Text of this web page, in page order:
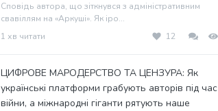
Сповідь автора, що зіткнувся з адміністративним
свавіллям на «Аркуші». Як іро...
1 хв читати
12
ЦИФРОВЕ МАРОДЕРСТВО ТА ЦЕНЗУРА: Як
українські платформи грабують авторів під час
війни, а міжнародні гіганти рятують наше